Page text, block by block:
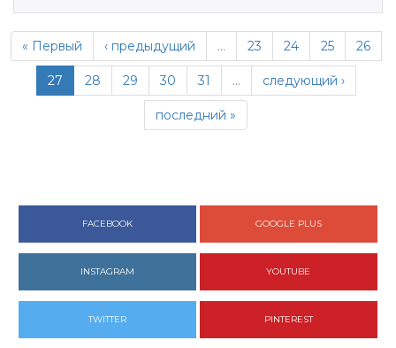
« Первый ‹ предыдущий … 23 24 25 26
27 28 29 30 31 … следующий ›
последний »
FACEBOOK GOOGLE PLUS
INSTAGRAM YOUTUBE
TWITTER PINTEREST